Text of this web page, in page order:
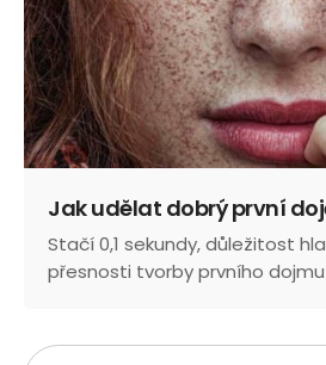
Jak udělat dobrý první
Stačí 0,1 sekundy, důležitost
přesnosti tvorby prvního